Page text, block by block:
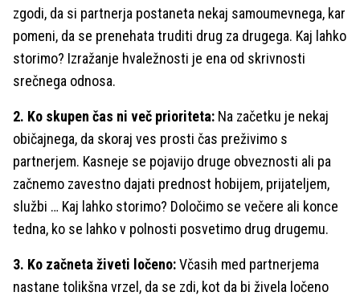
zgodi, da si partnerja postaneta nekaj samoumevnega, kar
pomeni, da se prenehata truditi drug za drugega. Kaj lahko
storimo? Izražanje hvaležnosti je ena od skrivnosti
srečnega odnosa.
2. Ko skupen čas ni več prioriteta: Na začetku je nekaj
običajnega, da skoraj ves prosti čas preživimo s
partnerjem. Kasneje se pojavijo druge obveznosti ali pa
začnemo zavestno dajati prednost hobijem, prijateljem,
službi … Kaj lahko storimo? Določimo se večere ali konce
tedna, ko se lahko v polnosti posvetimo drug drugemu.
3. Ko začneta živeti ločeno:Včasih med partnerjema
nastane tolikšna vrzel, da se zdi, kot da bi živela ločeno